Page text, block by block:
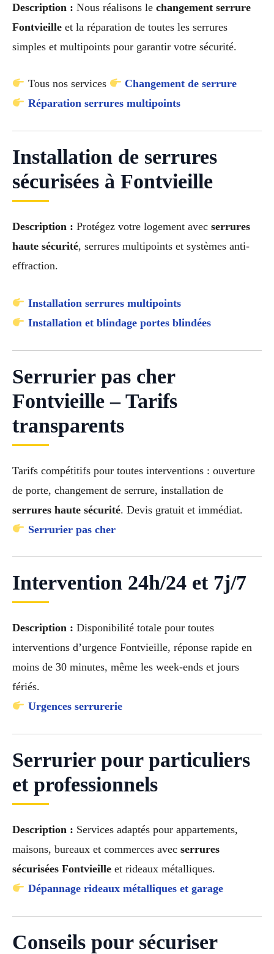
Description : Nous réalisons le changement serrure
Fontvieille et la réparation de toutes les serrures
simples et multipoints pour garantir votre sécurité.
Tous nos services
Changement de serrure
Réparation serrures multipoints
Installation de serrures
sécurisées à Fontvieille
Description : Protégez votre logement avec serrures
haute sécurité, serrures multipoints et systèmes anti-
effraction.
Installation serrures multipoints
Installation et blindage portes blindées
Serrurier pas cher
Fontvieille – Tarifs
transparents
Tarifs compétitifs pour toutes interventions : ouverture
de porte, changement de serrure, installation de
serrures haute sécurité. Devis gratuit et immédiat.
Serrurier pas cher
Intervention 24h/24 et 7j/7
Description : Disponibilité totale pour toutes
interventions d’urgence Fontvieille, réponse rapide en
moins de 30 minutes, même les week-ends et jours
fériés.
Urgences serrurerie
Serrurier pour particuliers
et professionnels
Description : Services adaptés pour appartements,
maisons, bureaux et commerces avec serrures
sécurisées Fontvieille et rideaux métalliques.
Dépannage rideaux métalliques et garage
Conseils pour sécuriser